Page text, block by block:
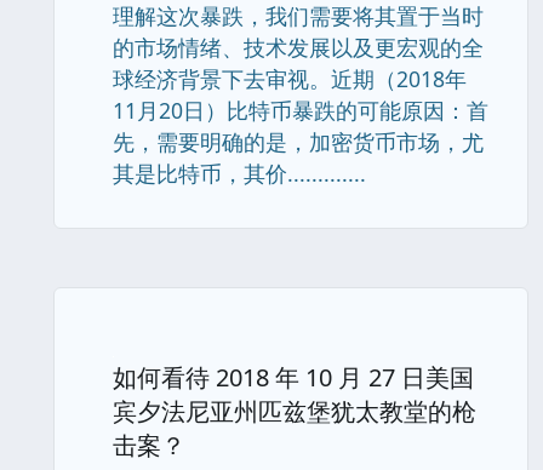
理解这次暴跌，我们需要将其置于当时
的市场情绪、技术发展以及更宏观的全
球经济背景下去审视。近期（2018年
11月20日）比特币暴跌的可能原因：首
先，需要明确的是，加密货币市场，尤
其是比特币，其价.............
如何看待 2018 年 10 月 27 日美国
宾夕法尼亚州匹兹堡犹太教堂的枪
击案？